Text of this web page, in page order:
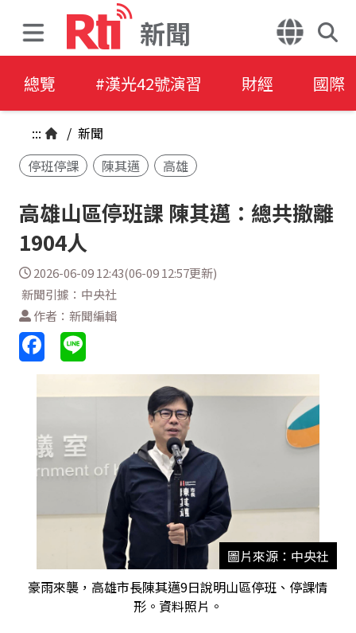
新聞
總覽 #漢光42號演習 財經 國際
::: / 新聞
停班停課
陳其邁 高雄
高雄山區停班課 陳其邁：總共撤離
1904人
2026-06-09 12:43(06-09 12:57更新)
新聞引據：中央社
作者：新聞編輯
圖片來源：中央社
豪雨來襲，高雄市長陳其邁9日說明山區停班、停課情
形。資料照片。